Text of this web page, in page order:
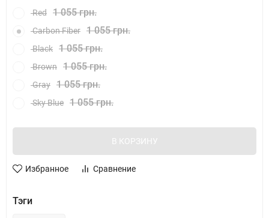
Red 1 055 грн.
Carbon Fiber 1 055 грн.
Black 1 055 грн.
Brown 1 055 грн.
Gray 1 055 грн.
Sky Blue 1 055 грн.
В КОРЗИНУ
Избранное Сравнение
Тэги